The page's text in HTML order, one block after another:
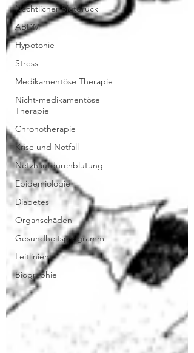
Nächtlicher Blutdruck
ABDM
Hypotonie
Stress
Medikamentöse Therapie
Nicht-medikamentöse
Therapie
Chronotherapie
Krise und Notfall
Netzhautdurchblutung
Epidemiologie
Diabetes
Organschäden
Gesundheitsprogramm
Leitlinien
Biographie